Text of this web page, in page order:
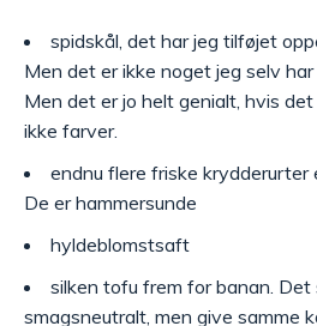
spidskål, det har jeg tilføjet
Men det er ikke noget jeg selv
Men det er jo helt genialt, hvis
ikke farver.
endnu flere friske krydderurter
De er hammersunde
hyldeblomstsaft
silken tofu frem for banan.
smagsneutralt, men give samme